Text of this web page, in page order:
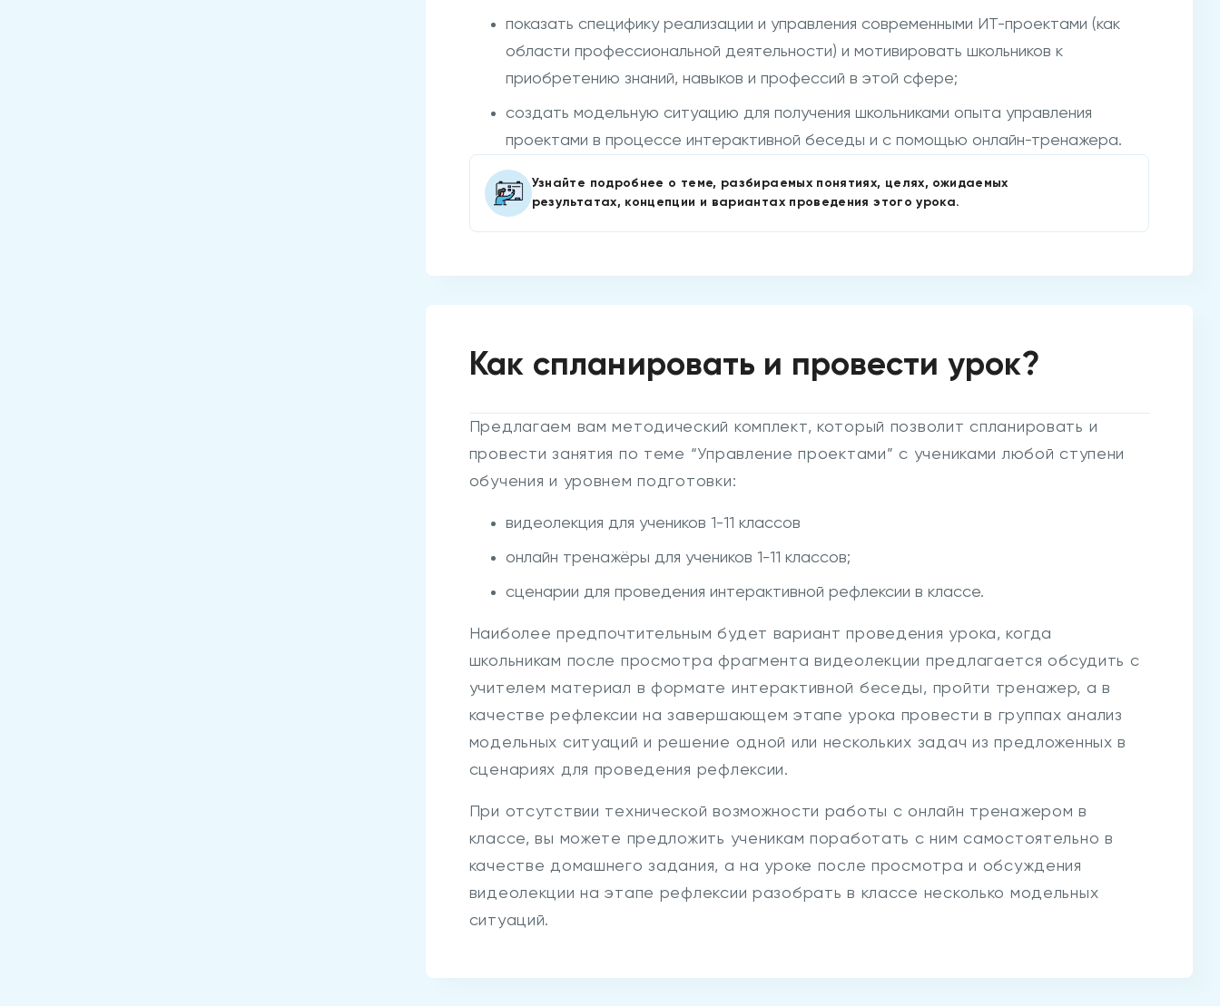
показать специфику реализации и управления современными ИТ-проектами (как
области профессиональной деятельности) и мотивировать школьников к
приобретению знаний, навыков и профессий в этой сфере;
создать модельную ситуацию для получения школьниками опыта управления
проектами в процессе интерактивной беседы и с помощью онлайн-тренажера.
Узнайте подробнее о теме, разбираемых понятиях, целях, ожидаемых
результатах, концепции и вариантах проведения этого урока.
Как спланировать и провести урок?
Предлагаем вам методический комплект, который позволит спланировать и
провести занятия по теме “Управление проектами” с учениками любой ступени
обучения и уровнем подготовки:
видеолекция для учеников 1-11 классов
онлайн тренажёры для учеников 1-11 классов;
сценарии для проведения интерактивной рефлексии в классе.
Наиболее предпочтительным будет вариант проведения урока, когда
школьникам после просмотра фрагмента видеолекции предлагается обсудить с
учителем материал в формате интерактивной беседы, пройти тренажер, а в
качестве рефлексии на завершающем этапе урока провести в группах анализ
модельных ситуаций и решение одной или нескольких задач из предложенных в
сценариях для проведения рефлексии.
При отсутствии технической возможности работы с онлайн тренажером в
классе, вы можете предложить ученикам поработать с ним самостоятельно в
качестве домашнего задания, а на уроке после просмотра и обсуждения
видеолекции на этапе рефлексии разобрать в классе несколько модельных
ситуаций.